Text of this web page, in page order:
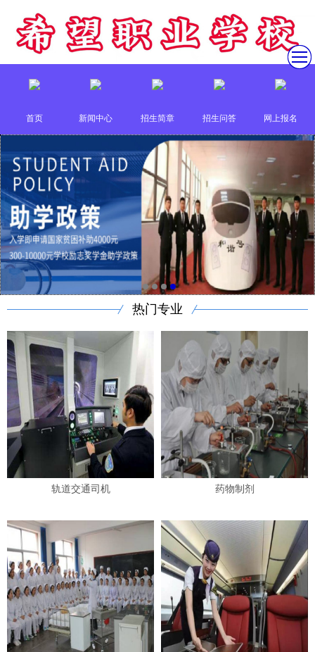
首页 新闻中心 招生简章 招生问答 网上报名
热门专业
轨道交通司机 药物制剂